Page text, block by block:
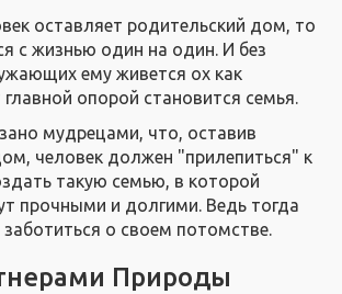
оставляет родительский дом, то
с жизнью один на один. И без
ему живется ох как
опорой становится семья.
мудрецами, что, оставив
человек должен "прилепиться" к
такую семью, в которой
прочными и долгими. Ведь тогда
о своем потомстве.
Природы